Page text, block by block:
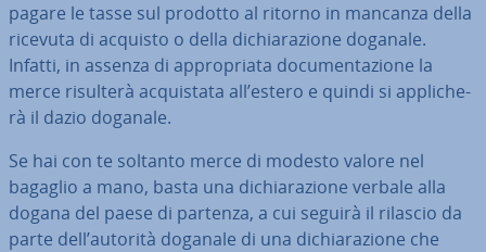
pagare le tasse sul prodotto al ritorno in mancanza della
ricevuta di acquisto o della di­chia­ra­zio­ne doganale.
Infatti, in assenza di ap­pro­pria­ta do­cu­men­ta­zio­ne la
merce risulterà ac­qui­sta­ta all’estero e quindi si ap­pli­che­
rà il dazio doganale.
Se hai con te soltanto merce di modesto valore nel
bagaglio a mano, basta una di­chia­ra­zio­ne verbale alla
dogana del paese di partenza, a cui seguirà il rilascio da
parte dell’autorità doganale di una di­chia­ra­zio­ne che